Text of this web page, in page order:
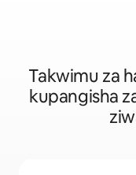
Takwimu za
kupangisha